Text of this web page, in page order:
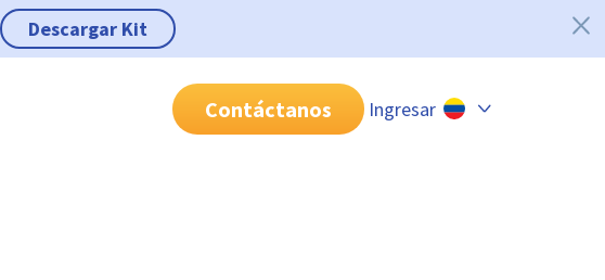
Descargar Kit
Contáctanos Ingresar